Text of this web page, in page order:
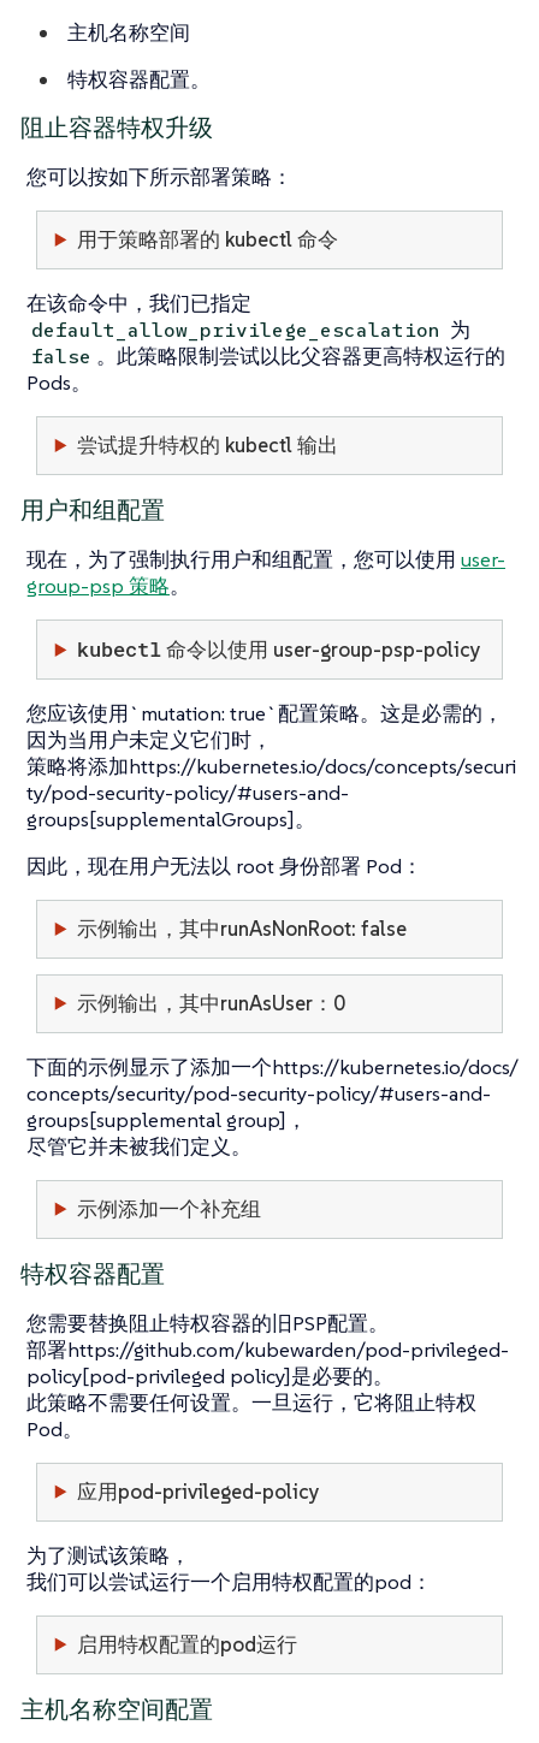
主机名称空间
特权容器配置。
阻止容器特权升级
您可以按如下所示部署策略：
用于策略部署的 kubectl 命令
在该命令中，我们已指定
default_allow_privilege_escalation 为
false 。此策略限制尝试以比父容器更高特权运行的
Pods。
尝试提升特权的 kubectl 输出
用户和组配置
现在，为了强制执行用户和组配置，您可以使用 user-
group-psp 策略。
kubectl命令以使用 user-group-psp-policy
您应该使用`mutation: true`配置策略。这是必需的，
因为当用户未定义它们时，
策略将添加https://kubernetes.io/docs/concepts/securi
ty/pod-security-policy/#users-and-
groups[supplementalGroups]。
因此，现在用户无法以 root 身份部署 Pod：
示例输出，其中runAsNonRoot: false
示例输出，其中runAsUser：0
下面的示例显示了添加一个https://kubernetes.io/docs/
concepts/security/pod-security-policy/#users-and-
groups[supplemental group]，
尽管它并未被我们定义。
示例添加一个补充组
特权容器配置
您需要替换阻止特权容器的旧PSP配置。
部署https://github.com/kubewarden/pod-privileged-
policy[pod-privileged policy]是必要的。
此策略不需要任何设置。一旦运行，它将阻止特权
Pod。
应用pod-privileged-policy
为了测试该策略，
我们可以尝试运行一个启用特权配置的pod：
启用特权配置的pod运行
主机名称空间配置